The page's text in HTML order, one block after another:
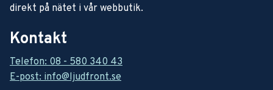
direkt på nätet i vår webbutik.
Kontakt
Telefon: 08 - 580 340 43
E-post: info@ljudfront.se